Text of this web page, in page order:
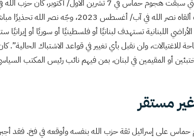
في الأشهر التي سبقت هجوم حماس في 7 تشرين الأول/
ففي خطاب ألقاه نصر الله في آب/ أغسطس
اللبنانية تستهدف لبنانيًا أو فلسطينيًا أو سوريًا أو
للاغتيالات، ولن نقبل بأي تغيير في قواعد الاشتباك الحالية”.
أو المقيمين في لبنان، بمن فيهم نائب رئيس المكتب
مستقر
على إسرائيل ثقة حزب الله بنفسه وأوقعه في فخ. فقد